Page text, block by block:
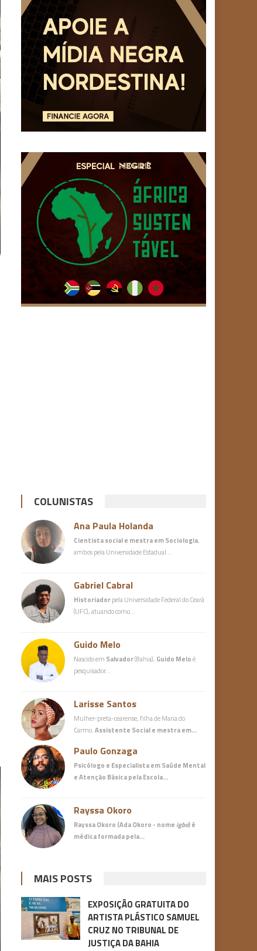
COLUNISTAS
Ana Paula Holanda
Cientista social e mestra em Sociologia,
ambos pela Universidade Estadual…
Gabriel Cabral
Historiadorpela Universidade Federal do Ceará
(UFC), atuando como…
Guido Melo
Nascido em Salvador(Bahia), Guido Meloé
pesquisador…
Larisse Santos
Mulher-preta-cearense, filha de Maria do
Carmo.Assistente Social e mestra em…
Paulo Gonzaga
Psicólogo e Especialista em Saúde Mental
e Atenção Básicapela Escola…
Rayssa Okoro
Rayssa Okoro (Ada Okoro - nome igbo) é
médicaformada pela…
MAIS POSTS
EXPOSIÇÃO GRATUITA DO
ARTISTA PLÁSTICO SAMUEL
CRUZ NO TRIBUNAL DE
JUSTIÇA DA BAHIA